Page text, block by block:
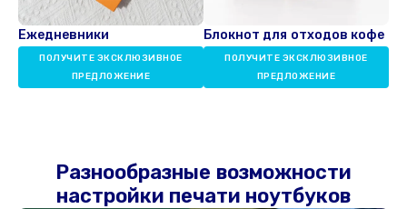
Ежедневники
ПОЛУЧИТЕ ЭКСКЛЮЗИВНОЕ
ПРЕДЛОЖЕНИЕ
Блокнот для отходов кофе
ПОЛУЧИТЕ ЭКСКЛЮЗИВНОЕ
ПРЕДЛОЖЕНИЕ
Разнообразные возможности
настройки печати ноутбуков